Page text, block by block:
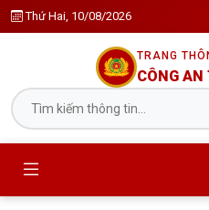
Thứ Hai, 10/08/2026
TRANG
CÔNG